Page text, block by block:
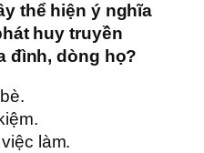
thể hiện ý nghĩa
huy truyền
đình, dòng họ?
làm.